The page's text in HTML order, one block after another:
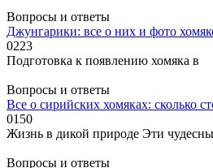
Вопросы и ответы
Джунгарики: все о них и фото
0223
Подготовка к появлению хомяка в
Вопросы и ответы
Все о сирийских хомяках: сколько
0150
Жизнь в дикой природе Эти
Вопросы и ответы